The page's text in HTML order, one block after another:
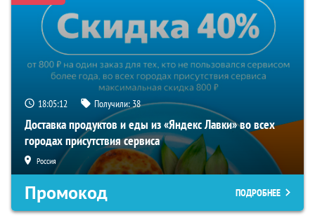
18:05:11 Получили:38
Доставка продуктов и еды из «Яндекс Лавки» во всех
городах присутствия сервиса
Россия
Промокод ПОДРОБНЕЕ